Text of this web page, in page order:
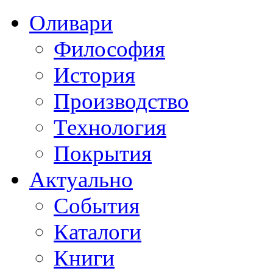
Оливари
Философия
История
Производство
Технология
Покрытия
Актуально
События
Каталоги
Книги